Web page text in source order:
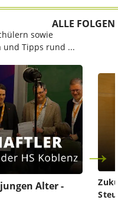
ALLE FOLGEN
sowie
Tipps rund ...
Alter -